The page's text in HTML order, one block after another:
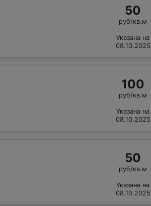
50
руб/кв.м
Указана на
08.10.2025
100
руб/кв.м
Указана на
08.10.2025
50
руб/кв.м
Указана на
08.10.2025